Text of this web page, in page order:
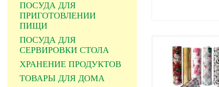
ПОСУДА ДЛЯ
ПРИГОТОВЛЕНИИ
ПИЩИ
ПОСУДА ДЛЯ
СЕРВИРОВКИ СТОЛА
ХРАНЕНИЕ ПРОДУКТОВ
ТОВАРЫ ДЛЯ ДОМА